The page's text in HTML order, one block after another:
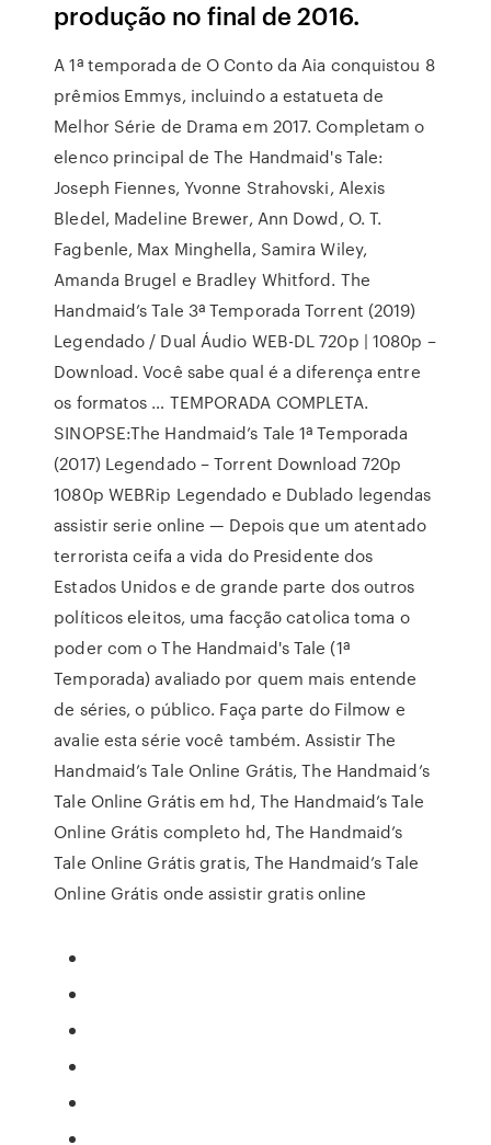
produção no final de 2016.
A 1ª temporada de O Conto da Aia conquistou 8
prêmios Emmys, incluindo a estatueta de
Melhor Série de Drama em 2017. Completam o
elenco principal de The Handmaid's Tale:
Joseph Fiennes, Yvonne Strahovski, Alexis
Bledel, Madeline Brewer, Ann Dowd, O. T.
Fagbenle, Max Minghella, Samira Wiley,
Amanda Brugel e Bradley Whitford. The
Handmaid’s Tale 3ª Temporada Torrent (2019)
Legendado / Dual Áudio WEB-DL 720p | 1080p –
Download. Você sabe qual é a diferença entre
os formatos … TEMPORADA COMPLETA.
SINOPSE:The Handmaid’s Tale 1ª Temporada
(2017) Legendado – Torrent Download 720p
1080p WEBRip Legendado e Dublado legendas
assistir serie online — Depois que um atentado
terrorista ceifa a vida do Presidente dos
Estados Unidos e de grande parte dos outros
políticos eleitos, uma facção catolica toma o
poder com o The Handmaid's Tale (1ª
Temporada) avaliado por quem mais entende
de séries, o público. Faça parte do Filmow e
avalie esta série você também. Assistir The
Handmaid’s Tale Online Grátis, The Handmaid’s
Tale Online Grátis em hd, The Handmaid’s Tale
Online Grátis completo hd, The Handmaid’s
Tale Online Grátis gratis, The Handmaid’s Tale
Online Grátis onde assistir gratis online